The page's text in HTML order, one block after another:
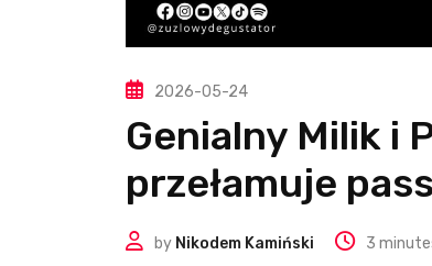
2026-05-24
Genialny Milik i
przełamuje
by Nikodem Kamiński 3